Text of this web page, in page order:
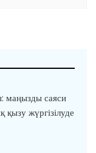
маңызды саяси
қызу жүргізілуде